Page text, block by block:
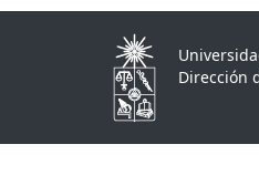
Dirección